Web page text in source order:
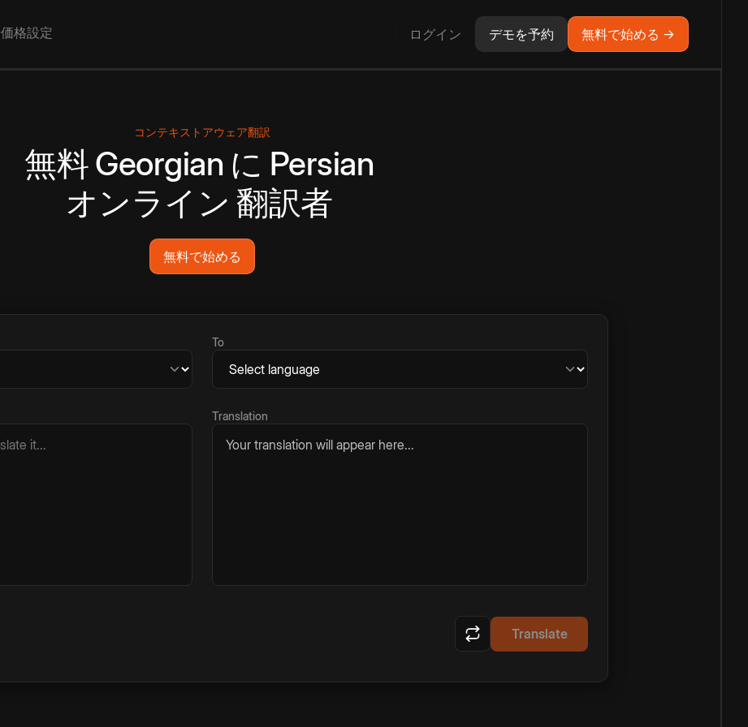
価格設定 ログイン デモを予約 無料で始める →
コンテキストアウェア翻訳
無料Georgian に Persian
オンライン 翻訳者
無料で始める
To
Translation
Your translation will appear here...
Translate